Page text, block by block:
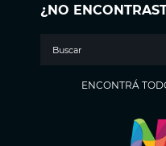
¿NO
ENCONTRÁ